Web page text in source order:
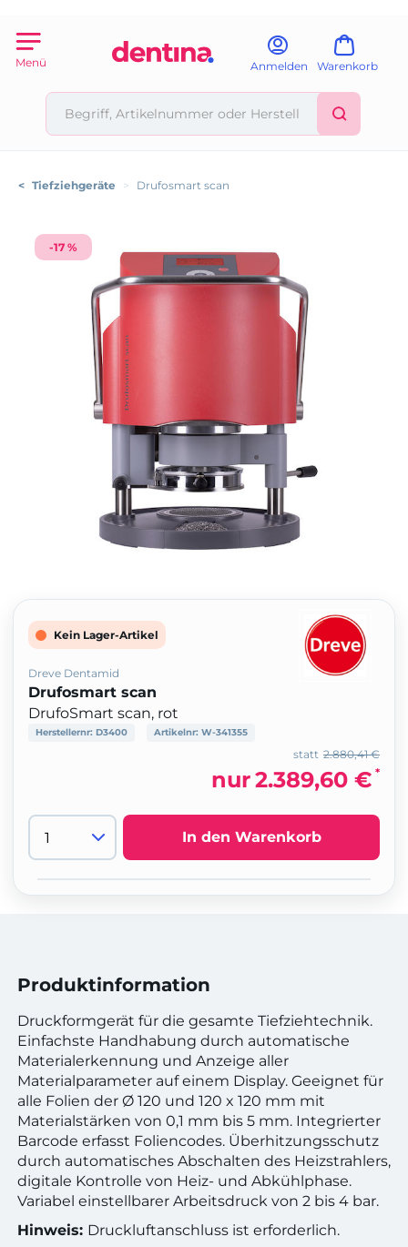
Menü Anmelden Warenkorb
< Tiefziehgeräte > Drufosmart scan
-17 %
Kein Lager-Artikel
Dreve Dentamid
Drufosmart scan
DrufoSmart scan, rot
Herstellernr: D3400 Artikelnr: W-341355
2.880,41 €
statt
nur2.389,60 € *
In den Warenkorb
Produktinformation
Druckformgerät für die gesamte Tiefziehtechnik.
Einfachste Handhabung durch automatische
Materialerkennung und Anzeige aller
Materialparameter auf einem Display. Geeignet für
alle Folien der Ø 120 und 120 x 120 mm mit
Materialstärken von 0,1 mm bis 5 mm. Integrierter
Barcode erfasst Foliencodes. Überhitzungsschutz
durch automatisches Abschalten des Heizstrahlers,
digitale Kontrolle von Heiz- und Abkühlphase.
Variabel einstellbarer Arbeitsdruck von 2 bis 4 bar.
Hinweis: Druckluftanschluss ist erforderlich.